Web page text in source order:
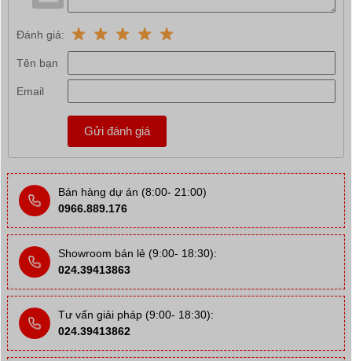
Đánh giá:
Tên bạn
Email
Gửi đánh giá
Bán hàng dự án (8:00- 21:00)
0966.889.176
Showroom bán lẻ (9:00- 18:30):
024.39413863
Tư vấn giải pháp (9:00- 18:30):
024.39413862